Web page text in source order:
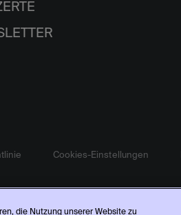
Cookies-Einstellungen
die Nutzung unserer Website zu